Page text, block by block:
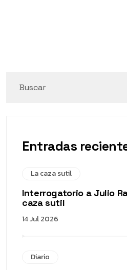
Entradas
La caza sutil
Interrogatorio a Julio
caza sutil
14 Jul 2026
Diario